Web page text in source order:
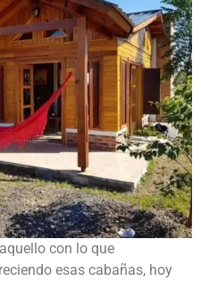
con lo que
esas cabañas, hoy